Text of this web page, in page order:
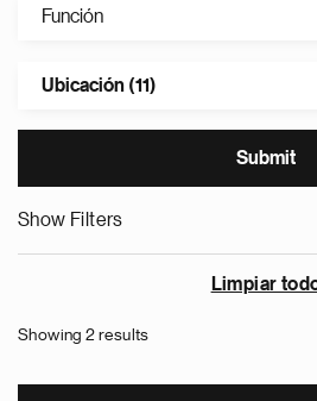
Función
Ubicación (11)
Show Filters
Limpiar
Showing 2 results